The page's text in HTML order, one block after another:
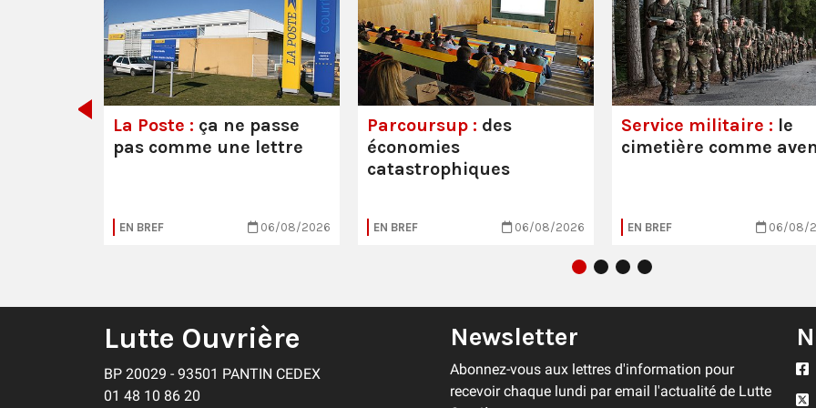
La Poste : ça ne passe
pas comme une lettre
EN BREF 06/08/2026
Parcoursup : des
économies
catastrophiques
EN BREF 06/08/2026
Service militaire : le
cimetière comme
EN BREF 06/08/
Lutte Ouvrière
BP 20029 - 93501 PANTIN CEDEX
01 48 10 86 20
Newsletter
Abonnez-vous aux lettres d'information pour
recevoir chaque lundi par email l'actualité de Lutte